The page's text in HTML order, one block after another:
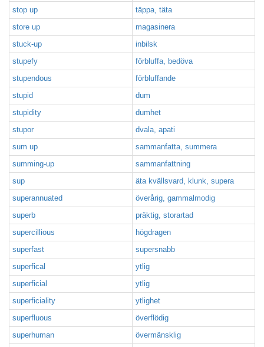
stop up
täppa, täta
store up
magasinera
stuck-up
inbilsk
stupefy
förbluffa, bedöva
stupendous
förbluffande
stupid
dum
stupidity
dumhet
stupor
dvala, apati
sum up
sammanfatta, summera
summing-up
sammanfattning
sup
äta kvällsvard, klunk, supera
superannuated
överårig, gammalmodig
superb
präktig, storartad
supercillious
högdragen
superfast
supersnabb
superfical
ytlig
superficial
ytlig
superficiality
ytlighet
superfluous
överflödig
superhuman
övermänsklig